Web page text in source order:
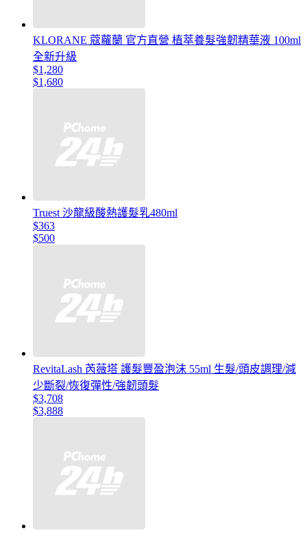
KLORANE 蔻蘿蘭 官方直營 植萃養髮強韌精華液 100ml
全新升級
$1,280
$1,680
Truest 沙龍級酸熱護髮乳480ml
$363
$500
RevitaLash 芮薇塔 護髮豐盈泡沫 55ml 生髮/頭皮調理/減
少斷裂/恢復彈性/強韌頭髮
$3,708
$3,888